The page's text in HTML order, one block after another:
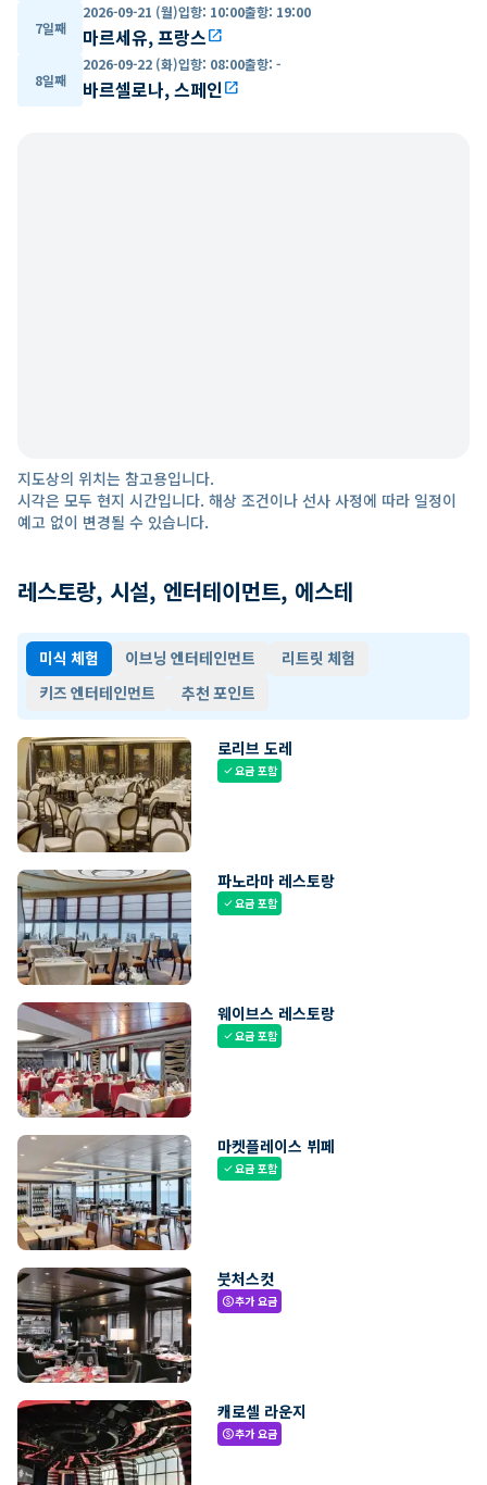
7일째
2026-09-21 (월)입항: 10:00출항: 19:00
마르세유, 프랑스open_in_new
8일째
2026-09-22 (화)입항: 08:00출항: -
바르셀로나, 스페인open_in_new
지도상의 위치는 참고용입니다.
시각은 모두 현지 시간입니다. 해상 조건이나 선사 사정에 따라 일정이
예고 없이 변경될 수 있습니다.
레스토랑, 시설, 엔터테이먼트, 에스테
미식 체험 이브닝 엔터테인먼트
리트릿 체험
키즈 엔터테인먼트
추천 포인트
로리브 도레
check요금 포함
파노라마 레스토랑
check요금 포함
웨이브스 레스토랑
check요금 포함
마켓플레이스 뷔페
check요금 포함
붓처스컷
paid추가 요금
캐로셀 라운지
paid추가 요금